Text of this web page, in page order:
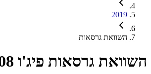
2019
השוואת גרסאות
השוואת גרסאות פיג'ו 2008 2019